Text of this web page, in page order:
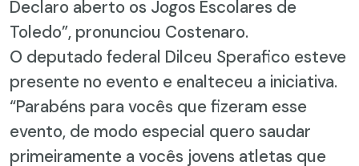
Declaro aberto os Jogos Escolares de
Toledo”, pronunciou Costenaro.
O deputado federal Dilceu Sperafico esteve
presente no evento e enalteceu a iniciativa.
“Parabéns para vocês que fizeram esse
evento, de modo especial quero saudar
primeiramente a vocês jovens atletas que